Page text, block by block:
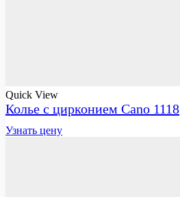
Quick View
Колье с цирконием Cano 1118
Узнать цену